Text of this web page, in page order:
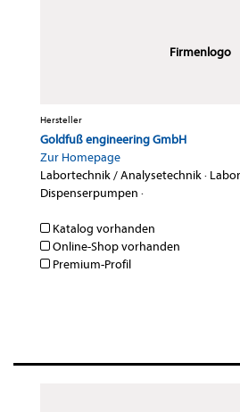
Firmenlogo
Hersteller
Goldfuß engineering GmbH
Zur Homepage
Labortechnik / Analysetechnik·
Dispenserpumpen ·
Katalog vorhanden
Online-Shop vorhanden
Premium-Profil